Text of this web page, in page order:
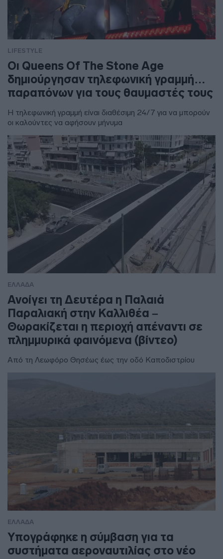
LIFESTYLE
Οι Queens Of The Stone Age
δημιούργησαν τηλεφωνική γραμμή…
παραπόνων για τους θαυμαστές τους
Η τηλεφωνική γραμμή είναι διαθέσιμη 24/7 για να μπορούν
οι καλούντες να αφήσουν μήνυμα
ΕΛΛΑΔΑ
Ανοίγει τη Δευτέρα η Παλαιά
Παραλιακή στην Καλλιθέα –
Θωρακίζεται η περιοχή απέναντι σε
πλημμυρικά φαινόμενα (βίντεο)
Από τη Λεωφόρο Θησέως έως την οδό Καποδιστρίου
ΕΛΛΑΔΑ
Υπογράφηκε η σύμβαση για τα
συστήματα αεροναυτιλίας στο νέο